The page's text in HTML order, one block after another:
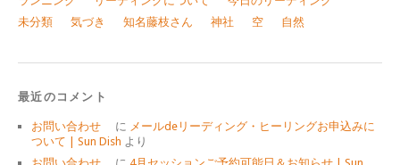
未分類
気づき 知名藤枝さん 神社 空 自然
最近のコメント
お問い合わせ に メールdeリーディング・ヒーリングお申込みに
ついて | Sun Dish より